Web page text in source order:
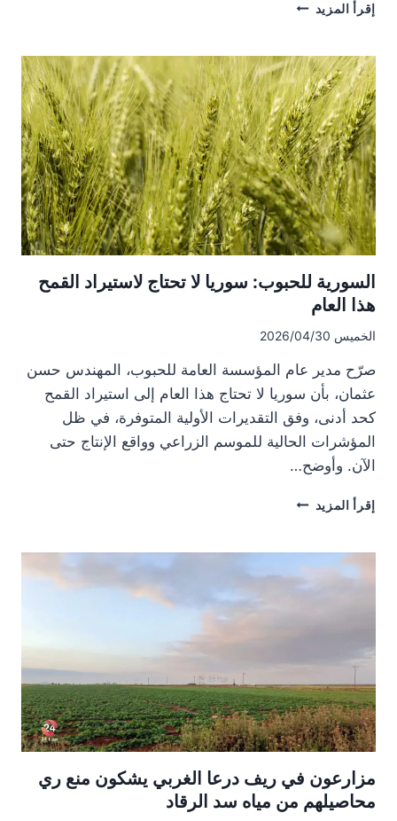
إقرأ المزيد رفض
القمح
في
سوريا
واحتجاجات
في
عدة
مناطق..
اتحادا
فلاحي
درعا
والقنيطرة
بتعديلها
السورية للحبوب: سوريا لا تحتاج لاستيراد القمح
هذا العام
الخميس 2026/04/30
صرّح مدير عام المؤسسة العامة للحبوب، المهندس حسن
عثمان، بأن سوريا لا تحتاج هذا العام إلى استيراد القمح
كحد أدنى، وفق التقديرات الأولية المتوفرة، في ظل
المؤشرات الحالية للموسم الزراعي وواقع الإنتاج حتى
الآن. وأوضح…
إقرأ المزيد السورية
لا
تحتاج
لاستيراد
مزارعون في ريف درعا الغربي يشكون منع ري
محاصيلهم من مياه سد الرقاد